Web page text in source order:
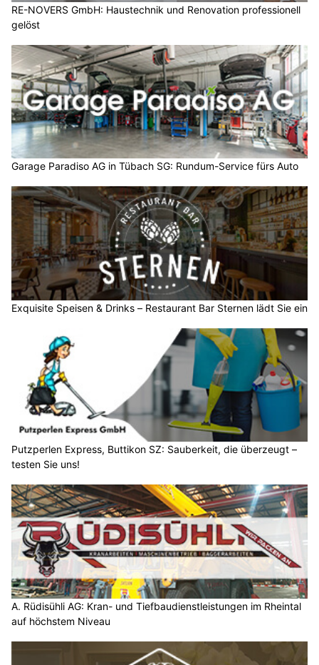
RE-NOVERS GmbH: Haustechnik und Renovation professionell
gelöst
Garage Paradiso AG in Tübach SG: Rundum-Service fürs Auto
Exquisite Speisen & Drinks – Restaurant Bar Sternen lädt Sie ein
Putzperlen Express, Buttikon SZ: Sauberkeit, die überzeugt –
testen Sie uns!
A. Rüdisühli AG: Kran- und Tiefbaudienstleistungen im Rheintal
auf höchstem Niveau